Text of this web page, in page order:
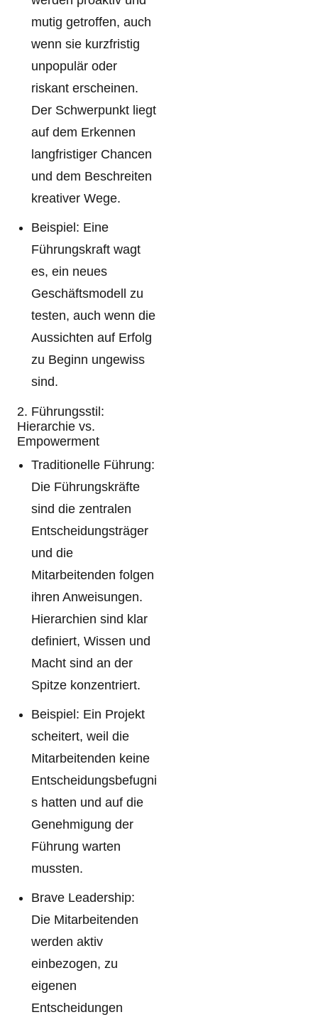
mutig getroffen, auch
wenn sie kurzfristig
unpopulär oder
riskant erscheinen.
Der Schwerpunkt liegt
auf dem Erkennen
langfristiger Chancen
und dem Beschreiten
kreativer Wege.
Beispiel: Eine
Führungskraft wagt
es, ein neues
Geschäftsmodell zu
testen, auch wenn die
Aussichten auf Erfolg
zu Beginn ungewiss
sind.
2. Führungsstil:
Hierarchie vs.
Empowerment
Traditionelle Führung:
Die Führungskräfte
sind die zentralen
Entscheidungsträger
und die
Mitarbeitenden folgen
ihren Anweisungen.
Hierarchien sind klar
definiert, Wissen und
Macht sind an der
Spitze konzentriert.
Beispiel: Ein Projekt
scheitert, weil die
Mitarbeitenden keine
Entscheidungsbefugni
s hatten und auf die
Genehmigung der
Führung warten
mussten.
Brave Leadership:
Die Mitarbeitenden
werden aktiv
einbezogen, zu
eigenen
Entscheidungen